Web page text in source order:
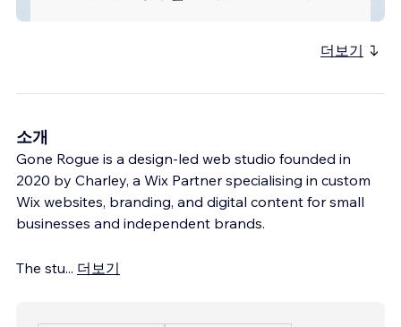
더보기
소개
Gone Rogue is a design-led web studio founded in
2020 by Charley, a Wix Partner specialising in custom
Wix websites, branding, and digital content for small
businesses and independent brands.
The stu... 더보기